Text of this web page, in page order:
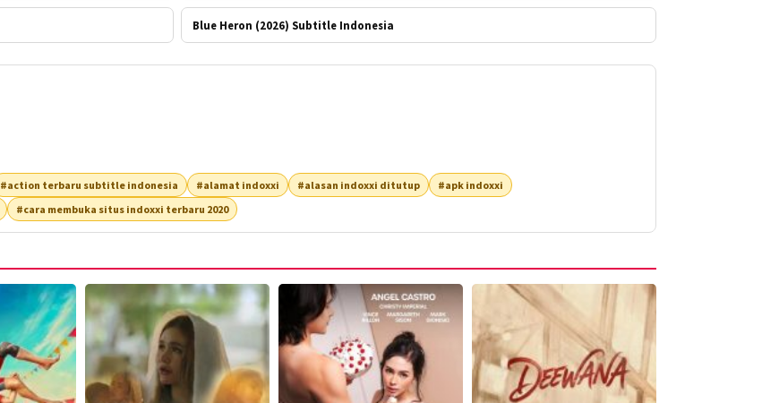
Blue Heron (2026) Subtitle Indonesia
#action terbaru subtitle indonesia #alamat indoxxi #alasan indoxxi ditutup
#apk indoxxi
#cara membuka situs indoxxi terbaru 2020